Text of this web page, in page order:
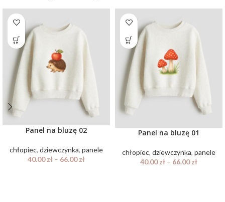
Panel na bluzę 02
chłopiec, dziewczynka, panele
40.00zł – 66.00zł
Panel na bluzę 01
chłopiec, dziewczynka, panele
40.00zł – 66.00zł